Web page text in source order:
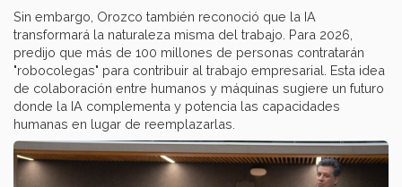
Sin embargo, Orozco también reconoció que la IA
transformará la naturaleza misma del trabajo. Para 2026,
predijo que más de 100 millones de personas contratarán
"robocolegas" para contribuir al trabajo empresarial. Esta idea
de colaboración entre humanos y máquinas sugiere un futuro
donde la IA complementa y potencia las capacidades
humanas en lugar de reemplazarlas.